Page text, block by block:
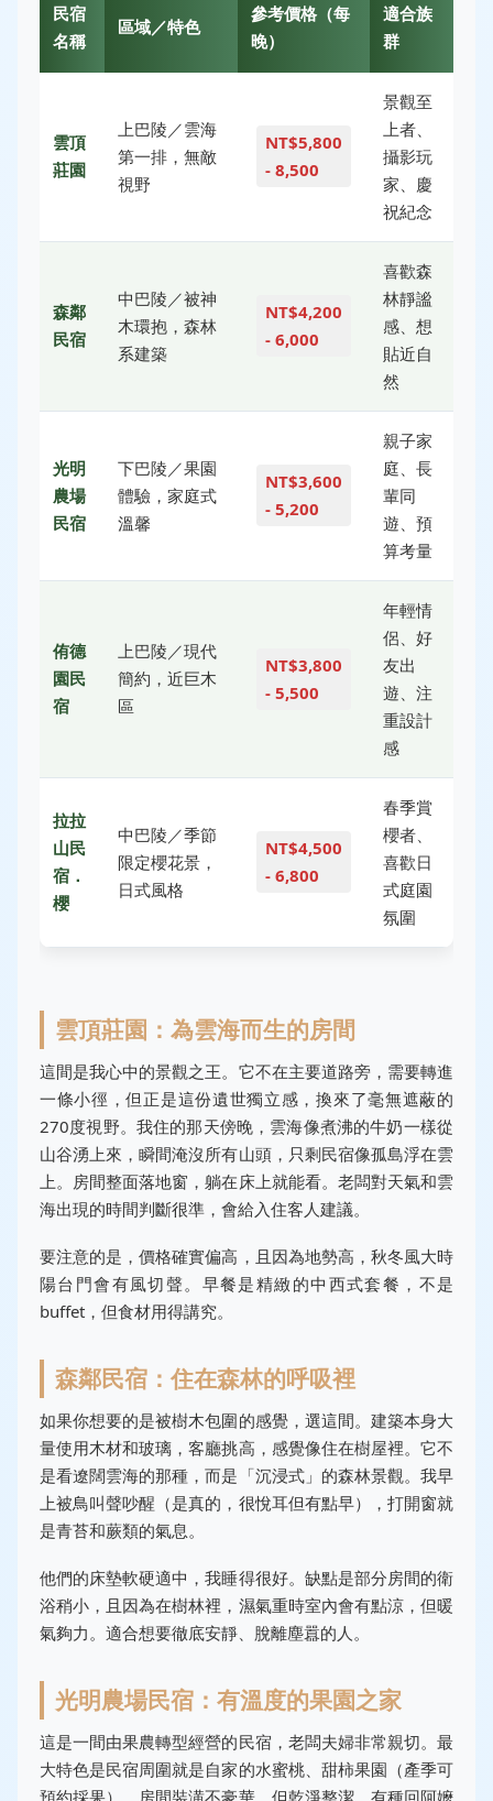
民宿
名稱
區域／特色
參考價格（每
晚）
適合族
群
雲頂
莊園
上巴陵／雲海
第一排，無敵
視野
NT$5,800
- 8,500
景觀至
上者、
攝影玩
家、慶
祝紀念
森鄰
民宿
中巴陵／被神
木環抱，森林
系建築
NT$4,200
- 6,000
喜歡森
林靜謐
感、想
貼近自
然
光明
農場
民宿
下巴陵／果園
體驗，家庭式
溫馨
NT$3,600
- 5,200
親子家
庭、長
輩同
遊、預
算考量
侑德
園民
宿
上巴陵／現代
簡約，近巨木
區
NT$3,800
- 5,500
年輕情
侶、好
友出
遊、注
重設計
感
拉拉
山民
宿．
櫻
中巴陵／季節
限定櫻花景，
日式風格
NT$4,500
- 6,800
春季賞
櫻者、
喜歡日
式庭園
氛圍
雲頂莊園：為雲海而生的房間
這間是我心中的景觀之王。它不在主要道路旁，需要轉進
一條小徑，但正是這份遺世獨立感，換來了毫無遮蔽的
270度視野。我住的那天傍晚，雲海像煮沸的牛奶一樣從
山谷湧上來，瞬間淹沒所有山頭，只剩民宿像孤島浮在雲
上。房間整面落地窗，躺在床上就能看。老闆對天氣和雲
海出現的時間判斷很準，會給入住客人建議。
要注意的是，價格確實偏高，且因為地勢高，秋冬風大時
陽台門會有風切聲。早餐是精緻的中西式套餐，不是
buffet，但食材用得講究。
森鄰民宿：住在森林的呼吸裡
如果你想要的是被樹木包圍的感覺，選這間。建築本身大
量使用木材和玻璃，客廳挑高，感覺像住在樹屋裡。它不
是看遼闊雲海的那種，而是「沉浸式」的森林景觀。我早
上被鳥叫聲吵醒（是真的，很悅耳但有點早），打開窗就
是青苔和蕨類的氣息。
他們的床墊軟硬適中，我睡得很好。缺點是部分房間的衛
浴稍小，且因為在樹林裡，濕氣重時室內會有點涼，但暖
氣夠力。適合想要徹底安靜、脫離塵囂的人。
光明農場民宿：有溫度的果園之家
這是一間由果農轉型經營的民宿，老闆夫婦非常親切。最
大特色是民宿周圍就是自家的水蜜桃、甜柿果園（產季可
預約採果）。房間裝潢不豪華，但乾淨整潔，有種回阿嬤